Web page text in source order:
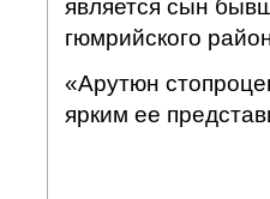
является сын
гюмрийского
«Арутюн
ярким ее